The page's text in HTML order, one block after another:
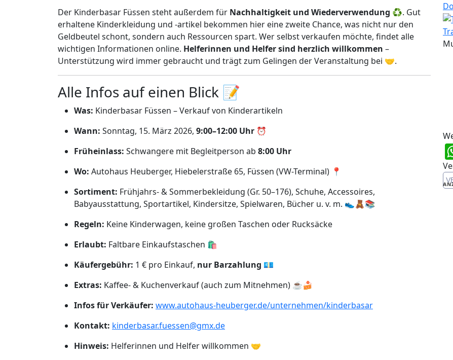
Der Kinderbasar Füssen steht außerdem für Nachhaltigkeit und Wiederverwendung ♻️. Gut
erhaltene Kinderkleidung und -artikel bekommen hier eine zweite Chance, was nicht nur den
Geldbeutel schont, sondern auch Ressourcen spart. Wer selbst verkaufen möchte, findet alle
wichtigen Informationen online. Helferinnen und Helfer sind herzlich willkommen –
Unterstützung wird immer gebraucht und trägt zum Gelingen der Veranstaltung bei 🤝.
Alle Infos auf einen Blick 📝
Was: Kinderbasar Füssen – Verkauf von Kinderartikeln
Wann: Sonntag, 15. März 2026, 9:00–12:00 Uhr ⏰
Früheinlass: Schwangere mit Begleitperson ab 8:00 Uhr
Wo: Autohaus Heuberger, Hiebelerstraße 65, Füssen (VW-Terminal) 📍
Sortiment: Frühjahrs- & Sommerbekleidung (Gr. 50–176), Schuhe, Accessoires,
Babyausstattung, Sportartikel, Kindersitze, Spielwaren, Bücher u. v. m. 👟🧸📚
Regeln: Keine Kinderwagen, keine großen Taschen oder Rucksäcke
Erlaubt: Faltbare Einkaufstaschen 🛍️
Käufergebühr: 1 € pro Einkauf, nur Barzahlung 💶
Extras: Kaffee- & Kuchenverkauf (auch zum Mitnehmen) ☕🍰
Infos für Verkäufer: www.autohaus-heuberger.de/unternehmen/kinderbasar
Kontakt: kinderbasar.fuessen@gmx.de
Hinweis: Helferinnen und Helfer willkommen 🤝